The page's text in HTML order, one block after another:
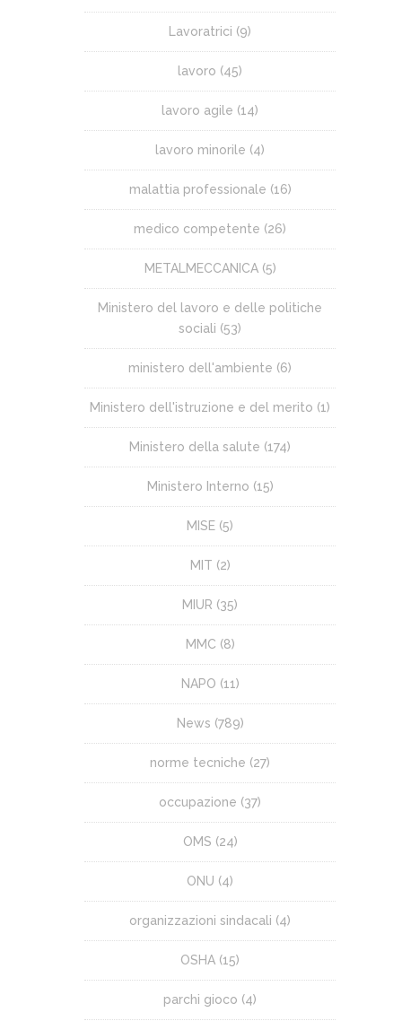
Lavoratrici (9)
lavoro (45)
lavoro agile (14)
lavoro minorile (4)
malattia professionale (16)
medico competente (26)
METALMECCANICA(5)
Ministero del lavoro e delle politiche
sociali (53)
ministero dell'ambiente (6)
Ministero dell'istruzione e del merito (1)
Ministero della salute (174)
Ministero Interno (15)
MISE (5)
MIT (2)
MIUR (35)
MMC (8)
NAPO (11)
News (789)
norme tecniche (27)
occupazione (37)
OMS (24)
ONU (4)
organizzazioni sindacali (4)
OSHA (15)
parchi gioco (4)